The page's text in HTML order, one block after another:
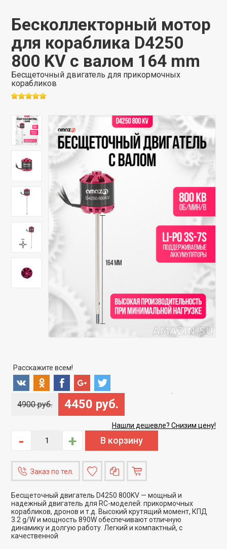
Бесколлекторный мотор
для кораблика D4250
800 KV с валом 164 mm
Бесщеточный двигатель для прикормочных
корабликов
Расскажите всем!
4900 руб. 4450 руб.
Нашли дешевле? Снизим цену!
- +
Заказ по тел.
Бесщеточный двигатель D4250 800KV — мощный и
надежный двигатель для RC-моделей: прикормочных
корабликов, дронов и т.д. Высокий крутящий момент, КПД
3.2 g/W и мощность 890W обеспечивают отличную
динамику и долгую работу. Легкий и компактный, с
качественной